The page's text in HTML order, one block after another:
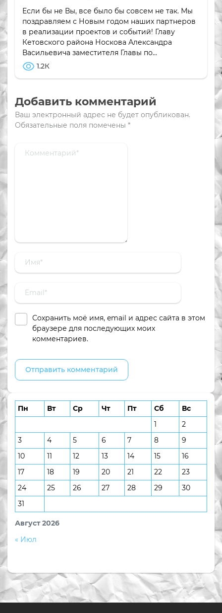
Если бы не Вы, все было бы совсем не так. Мы
поздравляем с Новым годом наших партнеров
в реализации проектов и событий! Главу
Кетовского района Носкова Александра
Васильевича заместителя Главы по...
1.2К
Добавить комментарий
Ваш электронный адрес не будет опубликован.
Обязательные поля помечены *
Сохранить моё имя, email и адрес сайта в этом
браузере для последующих моих
комментариев.
Август 2026
Пн Вт Ср Чт Пт Сб
Вс
1
2
3
4 5 6 7 8
9
10
11 12 13 14 15
16
17
18 19 20 21 22
23
24
25 26 27 28 29
30
31
« Июл